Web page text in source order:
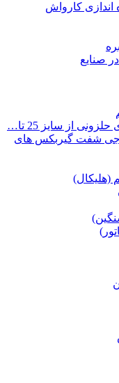
کارواش
صنایع
از سایز 25 تا…
شفت گیربکس های